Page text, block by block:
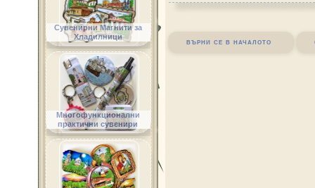
върни се в началото
Сувенирни Магнити за
Хладилници
Многофункционални
практични сувенири